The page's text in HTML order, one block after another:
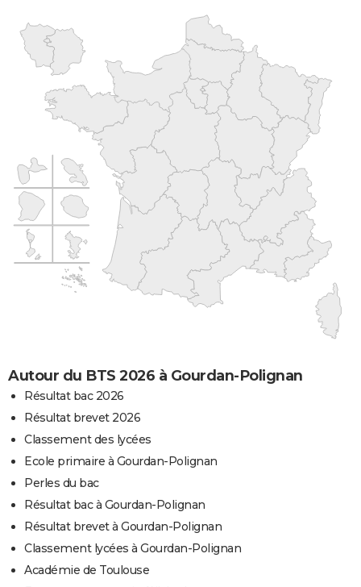
Autour du BTS 2026 à Gourdan-Polignan
Résultat bac 2026
Résultat brevet 2026
Classement des lycées
Ecole primaire à Gourdan-Polignan
Perles du bac
Résultat bac à Gourdan-Polignan
Résultat brevet à Gourdan-Polignan
Classement lycées à Gourdan-Polignan
Académie de Toulouse